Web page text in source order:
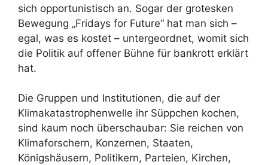
sich opportunistisch an. Sogar der grotesken
Bewegung „Fridays for Future“ hat man sich –
egal, was es kostet – untergeordnet, womit sich
die Politik auf offener Bühne für bankrott erklärt
hat.
Die Gruppen und Institutionen, die auf der
Klimakatastrophenwelle ihr Süppchen kochen,
sind kaum noch überschaubar: Sie reichen von
Klimaforschern, Konzernen, Staaten,
Königshäusern, Politikern, Parteien, Kirchen,